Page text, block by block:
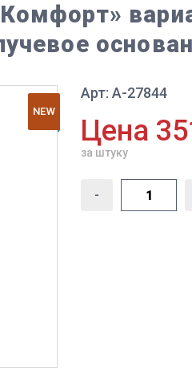
NEW
Арт: A-27844
Цена
за штуку
-